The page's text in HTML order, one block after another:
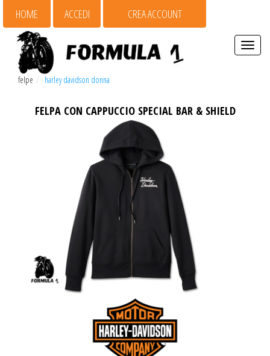
HOME ACCEDI CREA ACCOUNT
Espandi
barra
felpe harley davidson donna
FELPA CON CAPPUCCIO SPECIAL BAR & SHIELD